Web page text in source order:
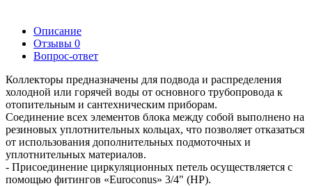
Описание
Отзывы 0
Вопрос-ответ
Коллекторы предназначены для подвода и распределения
холодной или горячей воды от основного трубопровода к
отопительным и сантехническим приборам.
Соединение всех элементов блока между собой выполнено на
резиновых уплотнительных кольцах, что позволяет отказаться
от использования дополнительных подмоточных и
уплотнительных материалов.
- Присоединение циркуляционных петель осуществляется с
помощью фитингов «Euroconus» 3/4" (НР).